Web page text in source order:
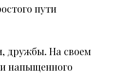
пути
дружбы. На своем
напыщенного